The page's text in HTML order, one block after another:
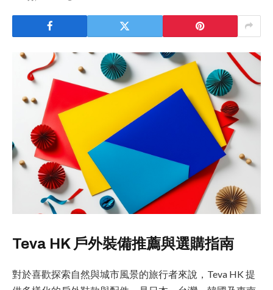
Teva HK 戶外裝備推薦與選購指南
對於喜歡探索自然與城市風景的旅行者來說，Teva HK 提